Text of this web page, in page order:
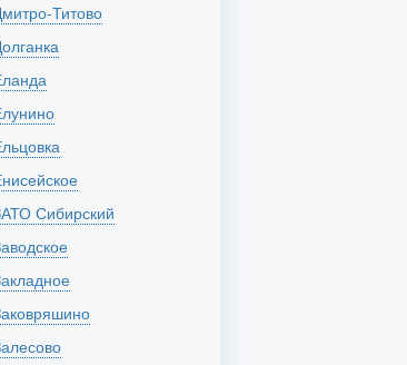
Дмитро-Титово
Долганка
Еланда
Елунино
Ельцовка
Енисейское
ЗАТО Сибирский
Заводское
Закладное
Заковряшино
Залесово